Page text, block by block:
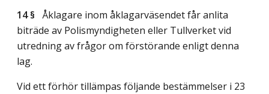
14 § Åklagare inom åklagarväsendet får anlita
biträde av Polismyndigheten eller Tullverket vid
utredning av frågor om förstörande enligt denna
lag.
Vid ett förhör tillämpas följande bestämmelser i 23